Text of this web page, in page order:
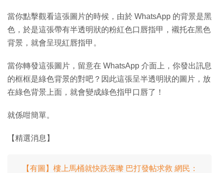
當你點擊觀看這張圖片的時候，由於 WhatsApp 的背景是黑
色，於是這張帶有半透明狀的粉紅色口唇指甲，襯托在黑色
背景，就會呈現紅唇指甲。
當你轉發這張圖片，留意在 WhatsApp 介面上，你發出訊息
的框框是綠色背景的對吧？因此這張呈半透明狀的圖片，放
在綠色背景上面，就會變成綠色指甲口唇了！
就係咁簡單。
【精選消息】
【有圖】樓上馬桶就快跌落嚟 巴打發帖求救 網民：